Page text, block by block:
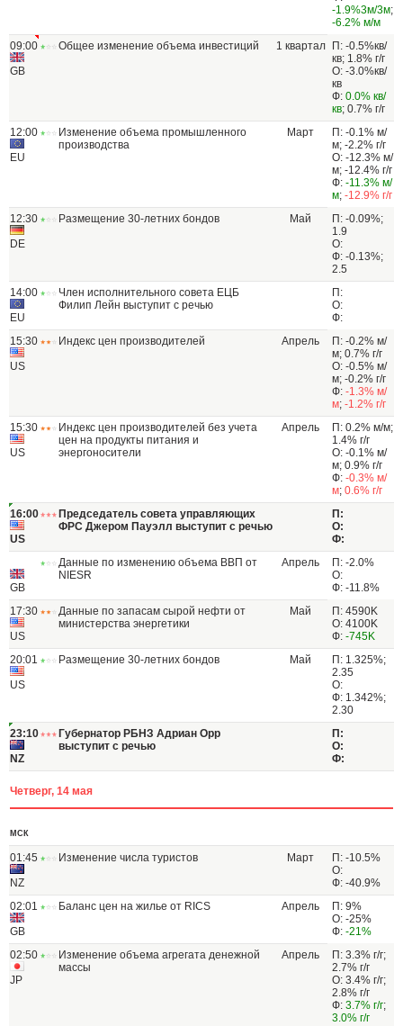
-1.9%3м/3м;
-6.2% м/м
09:00
GB
Общее изменение объема инвестиций 1 квартал
П: -0.5%кв/
кв; 1.8% г/г
О: -3.0%кв/
кв
Ф: 0.0% кв/
кв; 0.7% г/г
12:00
EU
Изменение объема промышленного
производства
Март
П: -0.1% м/
м; -2.2% г/г
О: -12.3% м/
м; -12.4% г/г
Ф: -11.3% м/
м; -12.9% г/г
12:30
DE
Размещение 30-летних бондов Май
П: -0.09%;
1.9
О:
Ф: -0.13%;
2.5
14:00
EU
Член исполнительного совета ЕЦБ
Филип Лейн выступит с речью
П:
О:
Ф:
15:30
US
Индекс цен производителей Апрель
П: -0.2% м/
м; 0.7% г/г
О: -0.5% м/
м; -0.2% г/г
Ф: -1.3% м/
м; -1.2% г/г
15:30
US
Индекс цен производителей без учета
цен на продукты питания и
энергоносители
Апрель
П: 0.2% м/м;
1.4% г/г
О: -0.1% м/
м; 0.9% г/г
Ф: -0.3% м/
м; 0.6% г/г
16:00
US
Председатель совета управляющих
ФРС Джером Пауэлл выступит с речью
П:
О:
Ф:
GB
Данные по изменению объема ВВП от
NIESR
Апрель
П: -2.0%
О:
Ф: -11.8%
17:30
US
Данные по запасам сырой нефти от
министерства энергетики
Май
П: 4590K
О: 4100K
Ф: -745K
20:01
US
Размещение 30-летних бондов Май
П: 1.325%;
2.35
О:
Ф: 1.342%;
2.30
23:10
NZ
Губернатор РБНЗ Адриан Орр
выступит с речью
П:
О:
Ф:
Четверг, 14 мая
МСК
01:45
NZ
Изменение числа туристов Март
П: -10.5%
О:
Ф: -40.9%
02:01
GB
Баланс цен на жилье от RICS Апрель
П: 9%
О: -25%
Ф: -21%
02:50
JP
Изменение объема агрегата денежной
массы
Апрель
П: 3.3% г/г;
2.7% г/г
О: 3.4% г/г;
2.8% г/г
Ф: 3.7% г/г;
3.0% г/г